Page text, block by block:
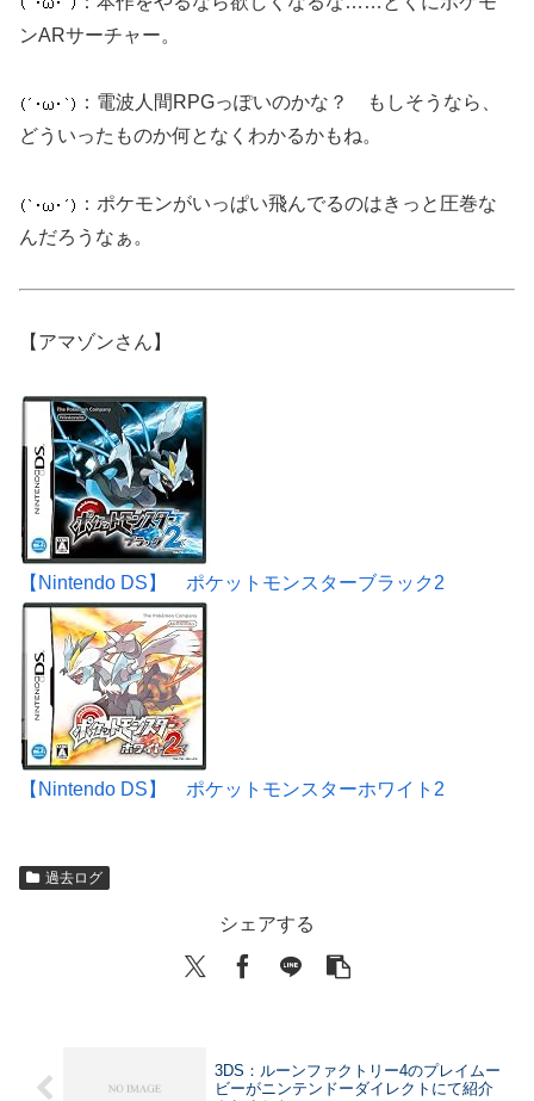
ンARサーチャー。
：電波人間RPGっぽいのかな？ もしそうなら、
どういったものか何となくわかるかもね。
：ポケモンがいっぱい飛んでるのはきっと圧巻な
んだろうなぁ。
【アマゾンさん】
【Nintendo DS】 ポケットモンスターブラック2
【Nintendo DS】 ポケットモンスターホワイト2
過去ログ
シェアする
3DS：ルーンファクトリー4のプレイムー
ビーがニンテンドーダイレクトにて紹介